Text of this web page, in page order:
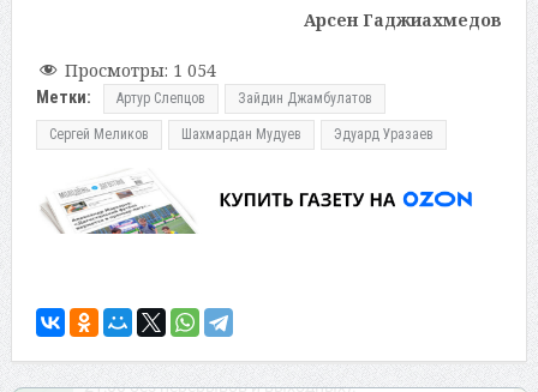
Арсен Гаджиахмедов
Просмотры: 1 054
Метки: Артур Слепцов Зайдин Джамбулатов
Сергей Меликов Шахмардан Мудуев Эдуард Уразаев